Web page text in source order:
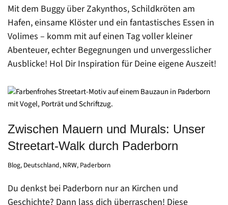
Mit dem Buggy über Zakynthos, Schildkröten am
Hafen, einsame Klöster und ein fantastisches Essen in
Volimes – komm mit auf einen Tag voller kleiner
Abenteuer, echter Begegnungen und unvergesslicher
Ausblicke! Hol Dir Inspiration für Deine eigene Auszeit!
Zwischen Mauern und Murals: Unser
Streetart-Walk durch Paderborn
Blog, Deutschland, NRW, Paderborn
Du denkst bei Paderborn nur an Kirchen und
Geschichte? Dann lass dich überraschen! Diese